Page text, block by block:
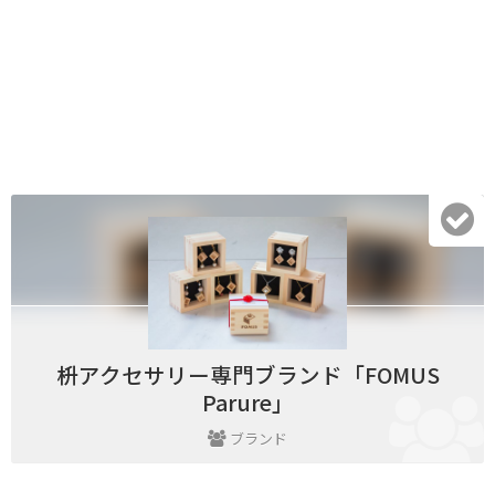
枡アクセサリー専門ブランド「FOMUS
Parure」
ブランド